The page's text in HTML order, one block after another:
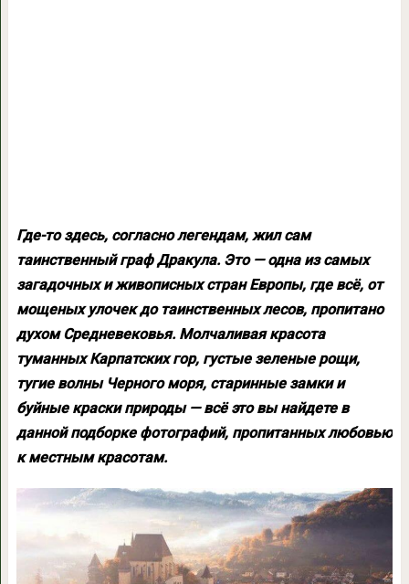
Где-то здесь, согласно легендам, жил сам
таинственный граф Дракула. Это — одна из самых
загадочных и живописных стран Европы, где всё, от
мощеных улочек до таинственных лесов, пропитано
духом Средневековья. Молчаливая красота
туманных Карпатских гор, густые зеленые рощи,
тугие волны Черного моря, старинные замки и
буйные краски природы — всё это вы найдете в
данной подборке фотографий, пропитанных любовью
к местным красотам.